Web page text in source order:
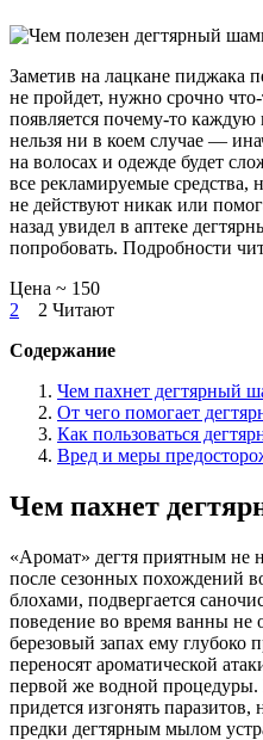
Заметив на лацкане пиджака
не пройдет, нужно срочно
появляется почему-то каждую
нельзя ни в коем случае —
на волосах и одежде будет
все рекламируемые средства,
не действуют никак или
назад увидел в аптеке
попробовать. Подробности
Цена ~ 150
2
2 Читают
Содержание
Чем пахнет дегтярный
От чего помогает
Как пользоваться
Вред и меры
Чем пахнет
«Аромат» дегтя приятным не
после сезонных похождений
блохами, подвергается
поведение во время ванны не
березовый запах ему глубоко
переносят ароматической
первой же водной
придется изгонять
предки дегтярным мылом